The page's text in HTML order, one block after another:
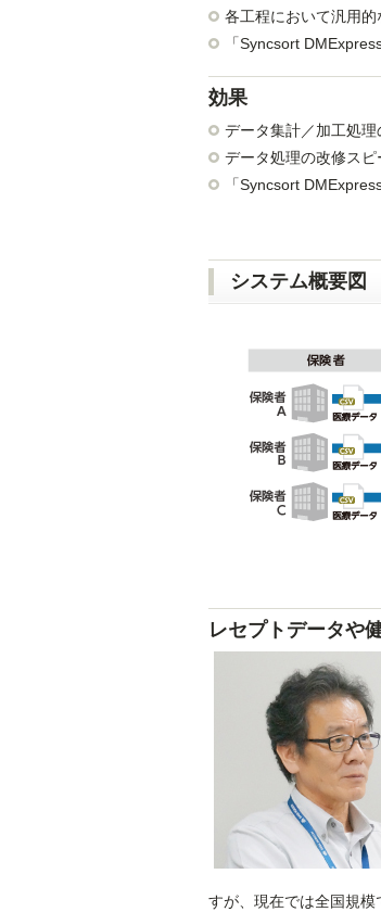
各工程において汎用
「Syncsort
効果
データ集計／加工処
データ処理の改修ス
「Syncsort
システム概要図
レセプトデータや
すが、現在では全国規模